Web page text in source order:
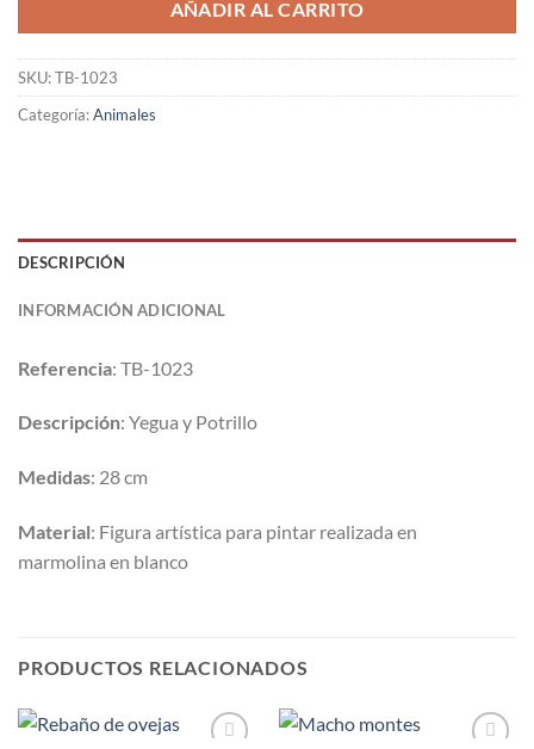
AÑADIR AL CARRITO
SKU:TB-1023
Categoría:Animales
DESCRIPCIÓN
INFORMACIÓN ADICIONAL
Referencia: TB-1023
Descripción: Yegua y Potrillo
Medidas: 28 cm
Material: Figura artística para pintar realizada en
marmolina en blanco
PRODUCTOS RELACIONADOS